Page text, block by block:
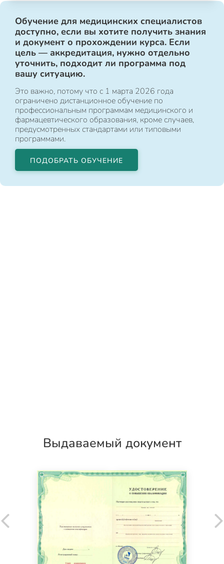
Обучение для медицинских специалистов
доступно, если вы хотите получить знания
и документ о прохождении курса. Если
цель — аккредитация, нужно отдельно
уточнить, подходит ли программа под
вашу ситуацию.
Это важно, потому что с 1 марта 2026 года
ограничено дистанционное обучение по
профессиональным программам медицинского и
фармацевтического образования, кроме случаев,
предусмотренных стандартами или типовыми
программами.
ПОДОБРАТЬ ОБУЧЕНИЕ
Выдаваемый документ